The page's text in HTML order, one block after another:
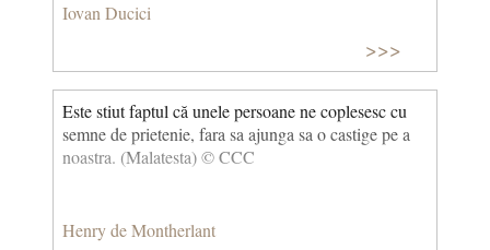
Iovan Ducici
>>>
Este stiut faptul că unele persoane ne coplesesc cu
semne de prietenie, fara sa ajunga sa o castige pe a
noastra. (Malatesta) © CCC
Henry de Montherlant